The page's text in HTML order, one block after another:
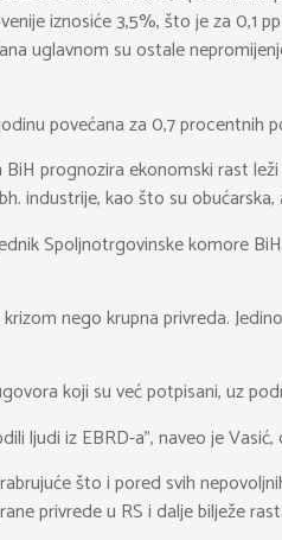
iznosiće 3,5%, što je za 0,1
uglavnom su ostale
povećana za 0,7 procentnih
prognozira ekonomski rast
industrije, kao što su
Spoljnotrgovinske komore
nego krupna privreda.
koji su već potpisani, uz
ljudi iz EBRD-a”, naveo je
što i pored svih
privrede u RS i dalje bilježe rast.